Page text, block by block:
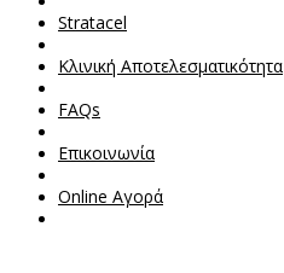
Stratacel
Κλινική Αποτελεσματικότητα
FAQs
Επικοινωνία
Online Αγορά